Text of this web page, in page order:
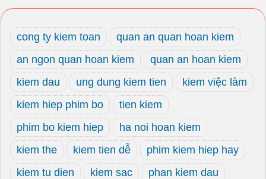
cong ty kiem toan
quan an quan hoan kiem
an ngon quan hoan kiem
quan an hoan kiem
kiem dau
ung dung kiem tien
kiem việc làm
kiem hiep phim bo
tien kiem
phim bo kiem hiep
ha noi hoan kiem
kiem the
kiem tien dễ
phim kiem hiep hay
kiem tu dien
kiem sac
phan kiem dau